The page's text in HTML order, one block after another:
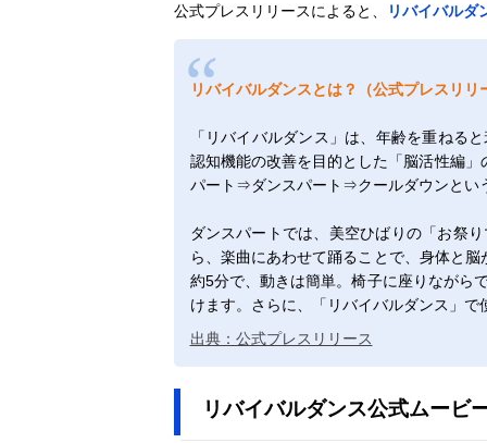
公式プレスリリースによると、 リバイバルダ
リバイバルダンスとは？（公式プレスリリ
「リバイバルダンス」は、年齢を重ねる
認知機能の改善を目的とした「脳活性編
パート⇒ダンスパート⇒クールダウンとい
ダンスパートでは、美空ひばりの「お祭
ら、楽曲にあわせて踊ることで、身体と
約5分で、動きは簡単。椅子に座りながら
けます。さらに、「リバイバルダンス」
出典：公式プレスリリース
リバイバルダンス公式ムービ